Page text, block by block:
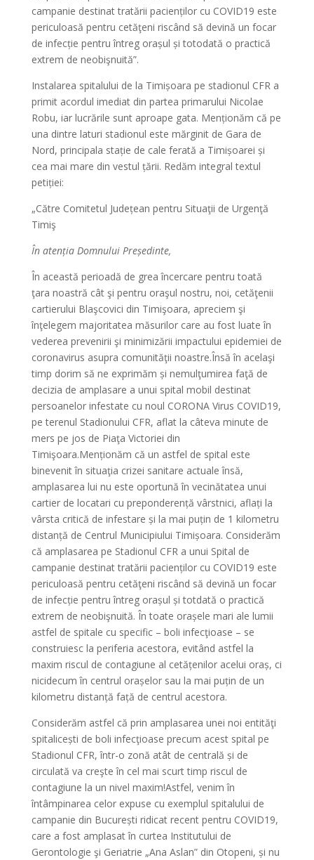
campanie destinat tratării pacienților cu COVID19 este
periculoasă pentru cetăţeni riscând să devină un focar
de infecție pentru întreg orașul și totodată o practică
extrem de neobişnuită”.
Instalarea spitalului de la Timișoara pe stadionul CFR a
primit acordul imediat din partea primarului Nicolae
Robu, iar lucrările sunt aproape gata. Menționăm că pe
una dintre laturi stadionul este mărginit de Gara de
Nord, principala stație de cale ferată a Timișoarei și
cea mai mare din vestul țării. Redăm integral textul
petiției:
„Către Comitetul Județean pentru Situaţii de Urgenţă
Timiş
În atenția Domnului Președinte,
În această perioadă de grea încercare pentru toată
ţara noastră cât şi pentru oraşul nostru, noi, cetăţenii
cartierului Blaşcovici din Timişoara, apreciem şi
înţelegem majoritatea măsurilor care au fost luate în
vederea prevenirii şi minimizării impactului epidemiei de
coronavirus asupra comunităţii noastre.Însă în acelaşi
timp dorim să ne exprimăm și nemulţumirea faţă de
decizia de amplasare a unui spital mobil destinat
persoanelor infestate cu noul CORONA Virus COVID19,
pe terenul Stadionului CFR, aflat la câteva minute de
mers pe jos de Piaţa Victoriei din
Timişoara.Menționăm că un astfel de spital este
binevenit în situaţia crizei sanitare actuale însă,
amplasarea lui nu este oportună în vecinătatea unui
cartier de locatari cu preponderență vârstnici, aflați la
vârsta critică de infestare și la mai puțin de 1 kilometru
distanță de Centrul Municipiului Timișoara. Considerăm
că amplasarea pe Stadionul CFR a unui Spital de
campanie destinat tratării pacienților cu COVID19 este
periculoasă pentru cetăţeni riscând să devină un focar
de infecție pentru întreg orașul și totdată o practică
extrem de neobişnuită. În toate orașele mari ale lumii
astfel de spitale cu specific – boli infecţioase – se
construiesc la periferia acestora, evitând astfel la
maxim riscul de contagiune al cetățenilor acelui oraș, ci
nicidecum în centrul orașelor sau la mai puțin de un
kilometru distanță față de centrul acestora.
Considerăm astfel că prin amplasarea unei noi entităţi
spitalicești de boli infecţioase precum acest spital pe
Stadionul CFR, într-o zonă atât de centrală și de
circulată va creşte în cel mai scurt timp riscul de
contagiune la un nivel maxim!Astfel, venim în
întâmpinarea celor expuse cu exemplul spitalului de
campanie din București ridicat recent pentru COVID19,
care a fost amplasat în curtea Institutului de
Gerontologie şi Geriatrie „Ana Aslan” din Otopeni, și nu